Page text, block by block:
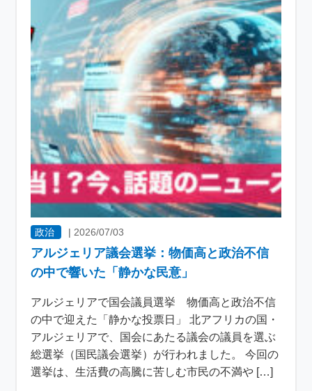
政治 |2026/07/03
アルジェリア議会選挙：物価高と政治不信
の中で響いた「静かな民意」
アルジェリアで国会議員選挙 物価高と政治不信
の中で迎えた「静かな投票日」 北アフリカの国・
アルジェリアで、国会にあたる議会の議員を選ぶ
総選挙（国民議会選挙）が行われました。 今回の
選挙は、生活費の高騰に苦しむ市民の不満や […]